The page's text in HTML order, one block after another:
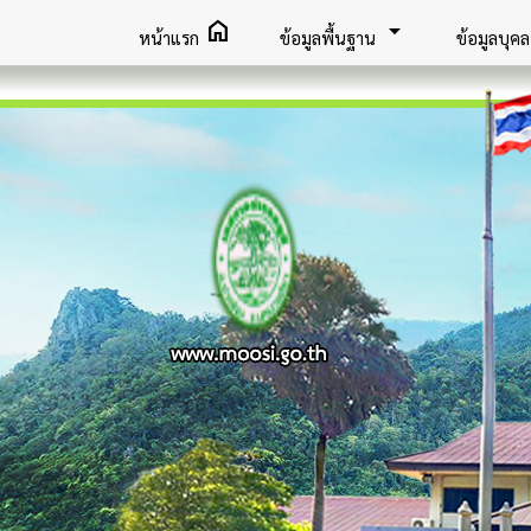
หน้าแรก home ข้อมูลพื้นฐาน arrow_drop_down ข้อมูลบุคล